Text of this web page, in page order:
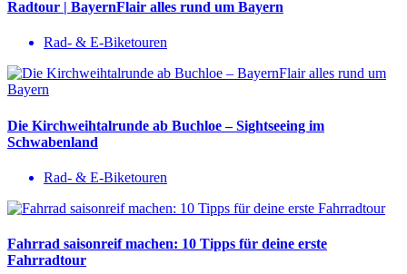
Radtour | BayernFlair alles rund um Bayern
Rad- & E-Biketouren
Die Kirchweihtalrunde ab Buchloe – Sightseeing im
Schwabenland
Rad- & E-Biketouren
Fahrrad saisonreif machen: 10 Tipps für deine erste
Fahrradtour